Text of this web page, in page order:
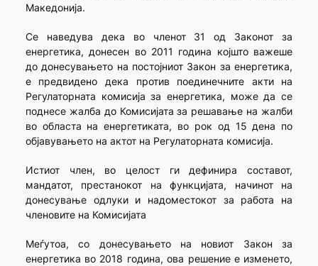
Македонија.
Се наведува дека во членот 31 од Законот за
енергетика, донесен во 2011 година којшто важеше
до донесувањето на постојниот Закон за енергетика,
е предвидено дека против поединечните акти на
Регулаторната комисија за енергетика, може да се
поднесе жалба до Комисијата за решавање на жалби
во областа на енергетиката, во рок од 15 дена по
објавувањето на актот на Регулаторната комисија.
Истиот член, во целост ги дефинира составот,
мандатот, престанокот на функцијата, начинот на
донесување одлуки и надоместокот за работа на
членовите на Комисијата
Меѓутоа, со донесувањето на новиот Закон за
енергетика во 2018 година, ова решение е изменето,